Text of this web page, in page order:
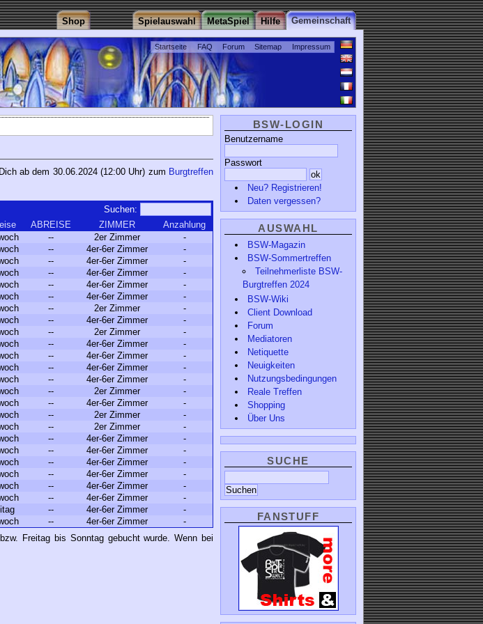
Startseite FAQ Forum Sitemap Impressum
Gemeinschaft
Hilfe
MetaSpiel
Spielauswahl
Shop
BSW-LOGIN
Benutzername
Passwort
Neu? Registrieren!
Daten vergessen?
AUSWAHL
BSW-Magazin
BSW-Sommertreffen
Teilnehmerliste BSW-
Burgtreffen 2024
BSW-Wiki
Client Download
Forum
Mediatoren
Netiquette
Neuigkeiten
Nutzungsbedingungen
Reale Treffen
Shopping
Über Uns
SUCHE
FANSTUFF
ab dem 30.06.2024 (12:00 Uhr) zum Burgtreffen
Suchen:
ABREISE ZIMMER
Anzahlung
-- 2er Zimmer
-
-- 4er-6er Zimmer
-
-- 4er-6er Zimmer
-
-- 4er-6er Zimmer
-
-- 4er-6er Zimmer
-
-- 4er-6er Zimmer
-
-- 2er Zimmer
-
-- 4er-6er Zimmer
-
-- 2er Zimmer
-
-- 4er-6er Zimmer
-
-- 4er-6er Zimmer
-
-- 4er-6er Zimmer
-
-- 4er-6er Zimmer
-
-- 2er Zimmer
-
-- 4er-6er Zimmer
-
-- 2er Zimmer
-
-- 2er Zimmer
-
-- 4er-6er Zimmer
-
-- 4er-6er Zimmer
-
-- 4er-6er Zimmer
-
-- 4er-6er Zimmer
-
-- 4er-6er Zimmer
-
-- 4er-6er Zimmer
-
-- 4er-6er Zimmer
-
-- 4er-6er Zimmer
-
Freitag bis Sonntag gebucht wurde. Wenn bei